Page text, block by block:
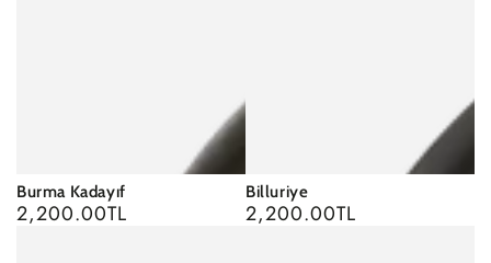
Burma Kadayıf
Regular
2,200.00TL
Billuriye
Regular
2,200.00TL